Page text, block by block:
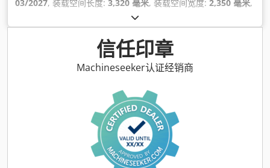
03/2027, 装载空间长度: 3,320 毫米, 装载空间宽度: 2,350 毫米,
2,420 毫米
年份:2025,
信任印章
Machineseeker认证经销商